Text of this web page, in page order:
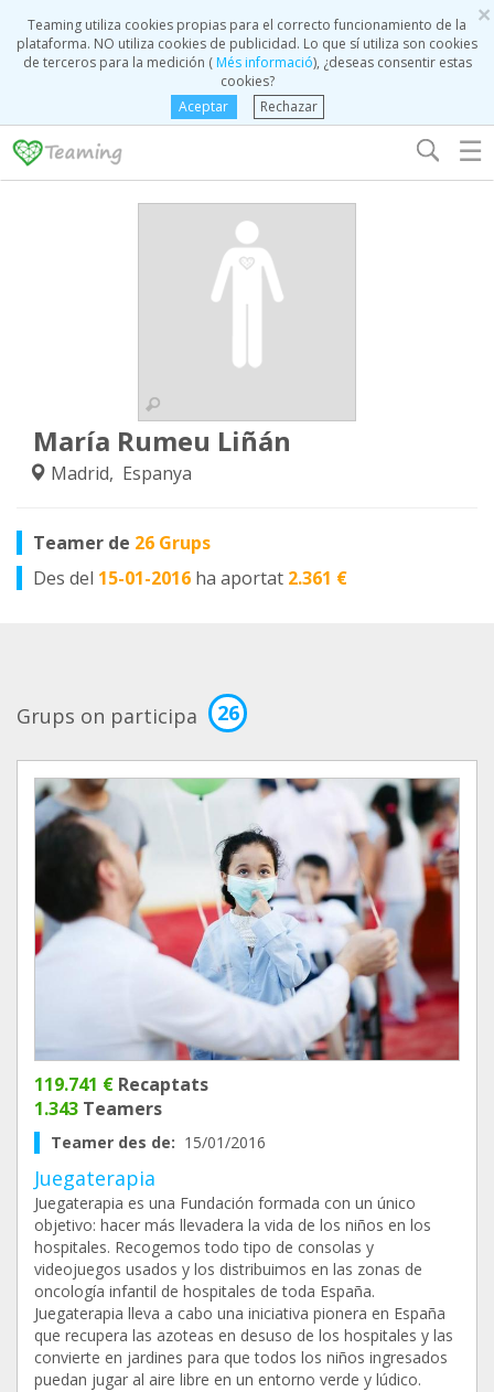
×
Teaming utiliza cookies propias para el correcto funcionamiento de la
plataforma. NO utiliza cookies de publicidad. Lo que sí utiliza son cookies
de terceros para la medición (Més informació), ¿deseas consentir estas
cookies?
Aceptar
Rechazar
☰
María Rumeu Liñán
Madrid, Espanya
Teamer de 26 Grups
Des del 15-01-2016 ha aportat 2.361 €
Grups on participa 26
119.741 € Recaptats
1.343 Teamers
Teamer des de: 15/01/2016
Juegaterapia
Juegaterapia es una Fundación formada con un único
objetivo: hacer más llevadera la vida de los niños en los
hospitales. Recogemos todo tipo de consolas y
videojuegos usados y los distribuimos en las zonas de
oncología infantil de hospitales de toda España.
Juegaterapia lleva a cabo una iniciativa pionera en España
que recupera las azoteas en desuso de los hospitales y las
convierte en jardines para que todos los niños ingresados
puedan jugar al aire libre en un entorno verde y lúdico.